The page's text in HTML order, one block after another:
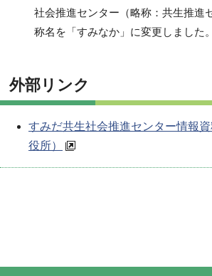
社会推進センター（略称：共生推進
称名を「すみなか」に変更しました。
外部リンク
すみだ共生社会推進センター情報
役所）